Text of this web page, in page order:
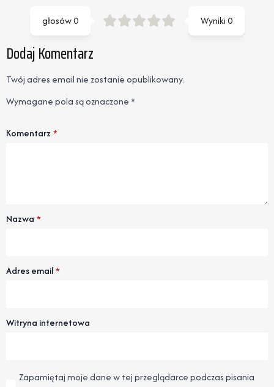
Wyniki0
głosów0
Dodaj Komentarz
Twój adres email nie zostanie opublikowany.
Wymagane pola są oznaczone*
Komentarz *
Nazwa *
Adres email*
Witryna internetowa
Zapamiętaj moje dane w tej przeglądarce podczas pisania